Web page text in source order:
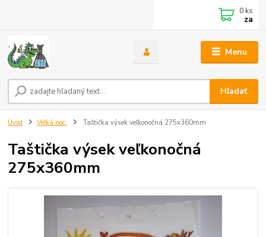
Menu
Hľadať
0 ks
za
Úvod Veľká noc Taštička výsek veľkonočná 275x360mm
Taštička výsek veľkonočná
275x360mm